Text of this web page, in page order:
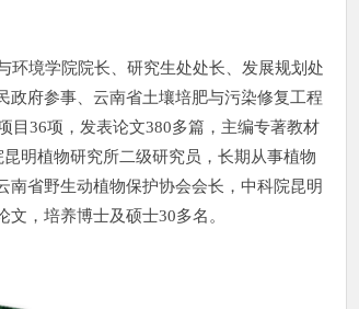
环境学院院长、研究生处处长、发展规划处
政府参事、云南省土壤培肥与污染修复工程
目36项，发表论文380多篇，主编专著教材
明植物研究所二级研究员，长期从事植物
省野生动植物保护协会会长，中科院昆明
，培养博士及硕士30多名。